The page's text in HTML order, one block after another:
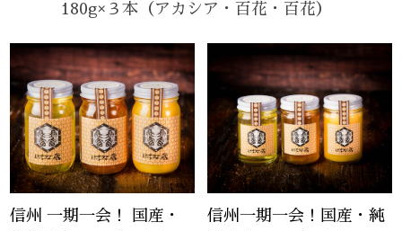
180g×３本（アカシア・百花・百花）
信州 一期一会！ 国産・
信州一期一会！国産・純